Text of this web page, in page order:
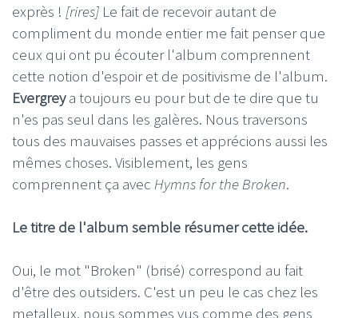
exprès ! [rires] Le fait de recevoir autant de
compliment du monde entier me fait penser que
ceux qui ont pu écouter l'album comprennent
cette notion d'espoir et de positivisme de l'album.
Evergreya toujours eu pour but de te dire que tu
n'es pas seul dans les galères. Nous traversons
tous des mauvaises passes et apprécions aussi les
mêmes choses. Visiblement, les gens
comprennent ça avec Hymns for the Broken.
Le titre de l'album semble résumer cette idée.
Oui, le mot "Broken" (brisé) correspond au fait
d'être des outsiders. C'est un peu le cas chez les
metalleux, nous sommes vus comme des gens